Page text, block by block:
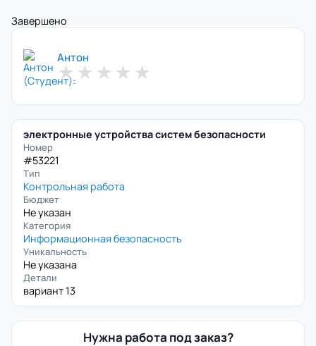
Завершено
Антон
★ ★ ★ ★ ★
электронные устройства систем безопасности
Номер
#53221
Тип
Контрольная работа
Бюджет
Не указан
Категория
Информационная безопасность
Уникальность
Не указана
Детали
вариант 13
Нужна работа под заказ?